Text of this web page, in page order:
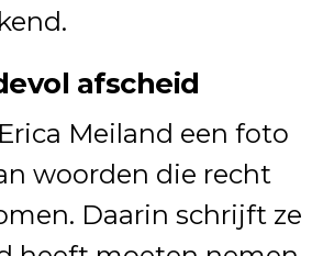
afscheid
Meiland een foto
woorden die recht
Daarin schrijft ze